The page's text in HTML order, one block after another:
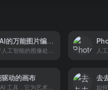
AI改图神器 – 基于AI的万能图片编辑器
AI改图神器是一种基于人工智能的图像处理工具，广泛应用于社交媒体、电商、摄影、设计等多个领域。它提供在线修改图片颜色尺寸、智能抠图去水印、AI/EPS/PSD/SVG全格式支持的功能。
动的画布
Alpaca 是一个强大的 AI 工具，它为艺术家和创意人士提供了一个创新的数字画布。通过其快速迭代、风格生成和非破坏性工作流的特点，Alpaca 能够帮助用户提升创作效率，实现个性化的艺术创作。
去